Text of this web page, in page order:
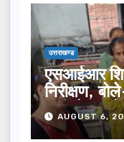
उत्तराखण्ड
एसआईआर
निरीक्षण,
सूची से न
AUGUST 6,